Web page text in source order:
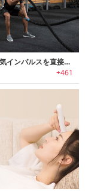
Balanx｜電気インパルスを直接筋肉に送り効率的にワークアウト効果が得られるEMSトレーニングスーツ「バランクス」
+461